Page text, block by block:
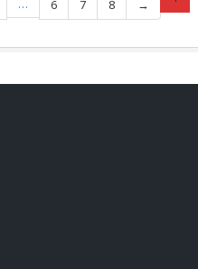
… 6 7 8 →